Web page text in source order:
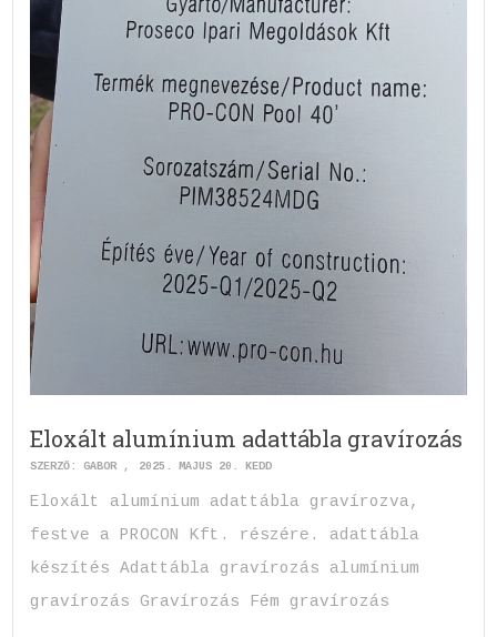
Eloxált alumínium adattábla gravírozás
SZERZŐ:GABOR 2025. MÁJUS 20. KEDD
Eloxált alumínium adattábla gravírozva,
festve a PROCON Kft. részére. adattábla
készítés Adattábla gravírozás alumínium
gravírozás Gravírozás Fém gravírozás